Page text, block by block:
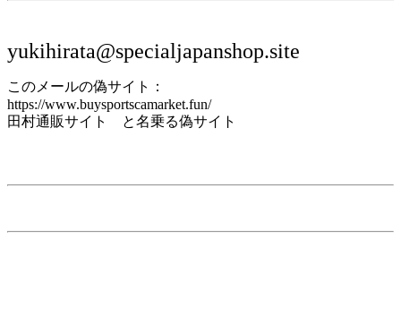
yukihirata@specialjapanshop.site
このメールの偽サイト：
https://www.buysportscamarket.fun/
田村通販サイト と名乗る偽サイト